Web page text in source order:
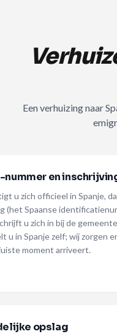
Een verhuizing naar
nummer en
u zich officieel in Spanje,
(het Spaanse
u zich in bij de
u in Spanje zelf; wij zorgen
moment arriveert.
opslag